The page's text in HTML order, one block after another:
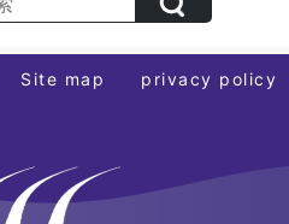
Site map privacy policy